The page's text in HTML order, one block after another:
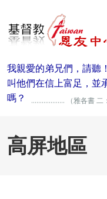
我親愛的弟兄們，請聽
叫他們在信上富足，並
嗎？
................... （雅各書 二
高屏地區